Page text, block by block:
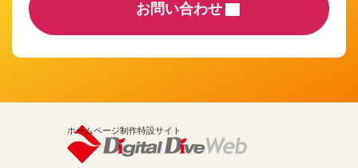
お問い合わせ
ホームページ制作特設サイト